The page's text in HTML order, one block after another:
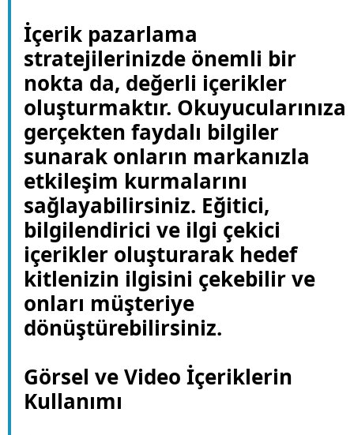
İçerik pazarlama
stratejilerinizde önemli bir
nokta da, değerli içerikler
oluşturmaktır. Okuyucularınıza
gerçekten faydalı bilgiler
sunarak onların markanızla
etkileşim kurmalarını
sağlayabilirsiniz. Eğitici,
bilgilendirici ve ilgi çekici
içerikler oluşturarak hedef
kitlenizin ilgisini çekebilir ve
onları müşteriye
dönüştürebilirsiniz.
Görsel ve Video İçeriklerin
Kullanımı